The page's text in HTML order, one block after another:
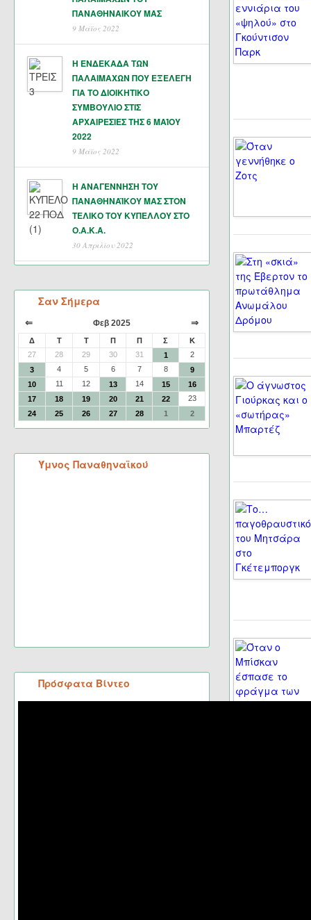
ΠΑΝΑΘΗΝΑΙΚΟΥ ΜΑΣ
9 Μάϊος 2022
Η ΕΝΔΕΚΑΔΑ ΤΩΝ
ΠΑΛΑΙΜΑΧΩΝ ΠΟΥ ΕΞΕΛΕΓΗ
ΓΙΑ ΤΟ ΔΙΟΙΚΗΤΙΚΟ
ΣΥΜΒΟΥΛΙΟ ΣΤΙΣ
ΑΡΧΑΙΡΕΣΙΕΣ ΤΗΣ 6 ΜΑΊΟΥ
2022
9 Μάϊος 2022
Η ΑΝΑΓΕΝΝΗΣΗ ΤΟΥ
ΠΑΝΑΘΗΝΑΪΚΟΥ ΜΑΣ ΣΤΟΝ
ΤΕΛΙΚΟ ΤΟΥ ΚΥΠΕΛΛΟΥ ΣΤΟ
Ο.Α.Κ.Α.
30 Απριλίου 2022
Σαν Σήμερα
⇐ Φεβ 2025 ⇒
Δ Τ Τ Π Π Σ
Κ
27
28 29 30 31 1
2
3
4 5 6 7 8
9
10
11 12 13 14 15
16
17
18 19 20 21 22
23
24
25 26 27 28 1 2
Ύμνος Παναθηναϊκού
Πρόσφατα Βίντεο